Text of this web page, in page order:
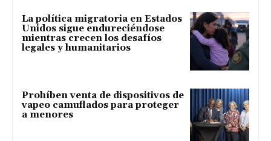
La política migratoria en Estados
Unidos sigue endureciéndose
mientras crecen los desafíos
legales y humanitarios
Prohíben venta de dispositivos de
vapeo camuflados para proteger
a menores